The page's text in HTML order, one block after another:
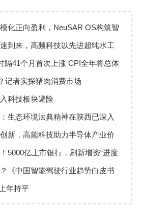
化正向盈利，NeuSAR OS构筑智
擎
到来，高频科技以先进超纯水工
隔41个月首次上涨 CPI全年将总体
记者实探猪肉消费市场
科技板块避险
生态环境法典精神在陕西已深入
新，高频科技助力半导体产业价
5000亿上市银行，刷新增资“进度
《中国智能驾驶行业趋势白皮书
、元戎、Momenta
年持平